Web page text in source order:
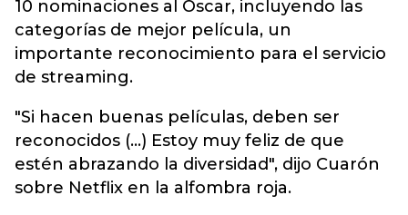
10 nominaciones al Oscar, incluyendo las
categorías de mejor película, un
importante reconocimiento para el servicio
de streaming.
"Si hacen buenas películas, deben ser
reconocidos (...) Estoy muy feliz de que
estén abrazando la diversidad", dijo Cuarón
sobre Netflix en la alfombra roja.